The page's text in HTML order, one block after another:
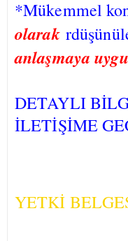
*Mükemmel
olarak
anlaşmaya
DETAYLI
İLETİŞİME
YETKİ